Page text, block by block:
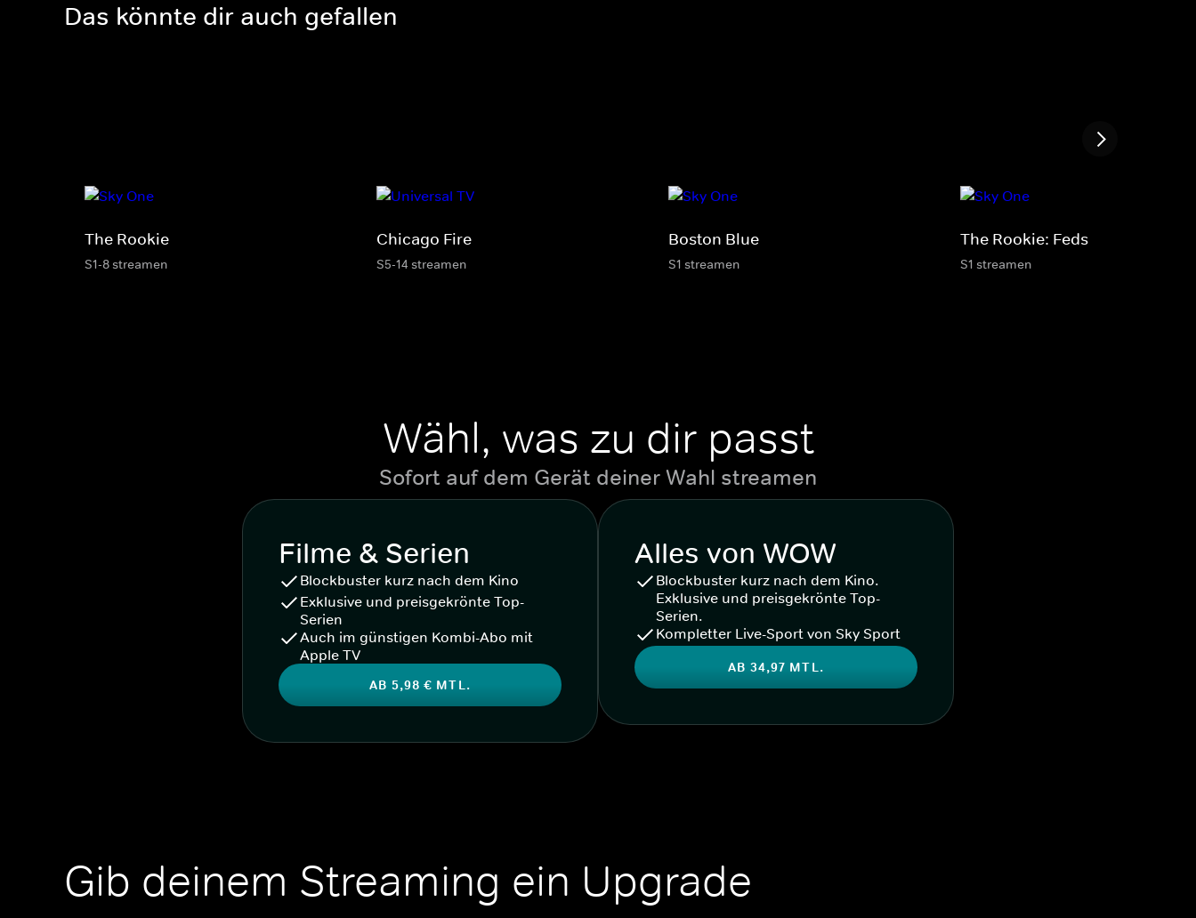
Das könnte dir auch gefallen
The Rookie
S1-8 streamen
Chicago Fire
S5-14 streamen
Boston Blue
S1 streamen
The Rookie: Feds
S1 streamen
Wähl, was zu dir passt
Sofort auf dem Gerät deiner Wahl streamen
Filme & Serien
Blockbuster kurz nach dem Kino
Exklusive und preisgekrönte Top-
Serien
Auch im günstigen Kombi-Abo mit
Apple TV
AB 5,98 € MTL.
Alles von WOW
Blockbuster kurz nach dem Kino.
Exklusive und preisgekrönte Top-
Serien.
Kompletter Live-Sport von Sky Sport
AB 34,97 MTL.
Gib deinem Streaming ein Upgrade